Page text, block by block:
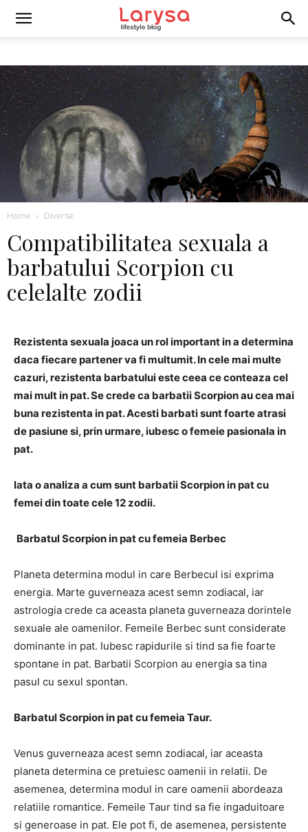
Home Diverse
Compatibilitatea sexuala a
barbatului Scorpion cu
celelalte zodii
Rezistenta sexuala joaca un rol important in a determina
daca fiecare partener va fi multumit. In cele mai multe
cazuri, rezistenta barbatului este ceea ce conteaza cel
mai mult in pat. Se crede ca barbatii Scorpion au cea mai
buna rezistenta in pat. Acesti barbati sunt foarte atrasi
de pasiune si, prin urmare, iubesc o femeie pasionala in
pat.
Iata o analiza a cum sunt barbatii Scorpion in pat cu
femei din toate cele 12 zodii.
Barbatul Scorpion in pat cu femeia Berbec
Planeta determina modul in care Berbecul isi exprima
energia. Marte guverneaza acest semn zodiacal, iar
astrologia crede ca aceasta planeta guverneaza dorintele
sexuale ale oamenilor. Femeile Berbec sunt considerate
dominante in pat. Iubesc rapidurile si tind sa fie foarte
spontane in pat. Barbatii Scorpion au energia sa tina
pasul cu sexul spontan.
Barbatul Scorpion in pat cu femeia Taur.
Venus guverneaza acest semn zodiacal, iar aceasta
planeta determina ce pretuiesc oamenii in relatii. De
asemenea, determina modul in care oamenii abordeaza
relatiile romantice. Femeile Taur tind sa fie ingaduitoare
si generoase in pat. Ele pot fi, de asemenea, persistente